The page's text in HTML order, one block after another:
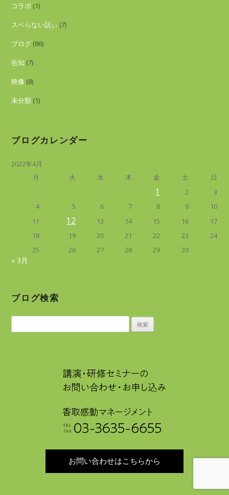
コラボ (1)
スベらない話ぃ (7)
ブログ (86)
告知 (7)
映像 (8)
未分類 (1)
ブログカレンダー
2022年4月
月
火 水 木 金 土 日
1 2
3
4
5 6 7 8 9
10
11
12 13 14 15 16
17
18
19 20 21 22 23
24
25
26 27 28 29 30
« 3月
ブログ検索
索:
お問い合わせはこちらから